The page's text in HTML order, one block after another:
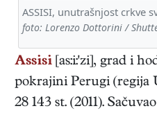
ASSISI, unutrašnjost crkve
foto: Lorenzo Dottorini /
Assisi [as:i:'zi], grad i
pokrajini Perugi (regija
28 143 st. (2011).